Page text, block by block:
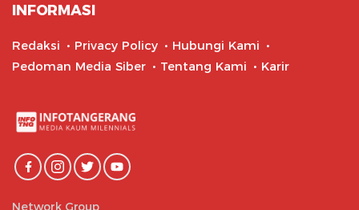
INFORMASI
Redaksi Privacy Policy
Hubungi Kami
Pedoman Media Siber
Tentang Kami Karir
Network Group